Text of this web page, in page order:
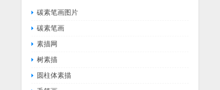
碳素笔画图片
碳素笔画
素描网
树素描
圆柱体素描